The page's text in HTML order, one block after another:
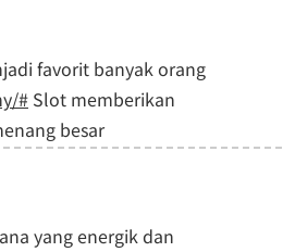
favorit banyak orang
# Slot memberikan
besar
yang energik dan